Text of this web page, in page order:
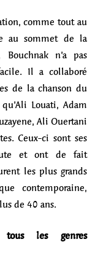
comme tout au
au sommet de la
n’a pas
Il a collaboré
de la chanson du
Louati, Adam
Ali Ouertani
Ceux-ci sont ses
et ont de fait
les plus grands
contemporaine,
de 40 ans.
tous les genres